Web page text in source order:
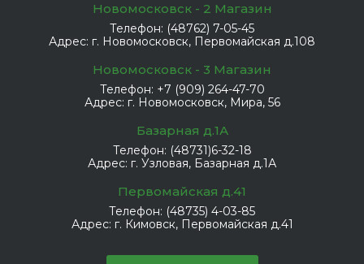
Новомосковск - 2 Магазин
Телефон: (48762) 7-05-45
Адрес: г. Новомосковск, Первомайская д.108
Новомосковск - 3 Магазин
Телефон: +7 (909) 264-47-70
Адрес: г. Новомосковск, Мира, 56
Базарная д.1А
Телефон: (48731)6-32-18
Адрес: г. Узловая, Базарная д.1А
Первомайская д.41
Телефон: (48735) 4-03-85
Адрес: г. Кимовск, Первомайская д.41